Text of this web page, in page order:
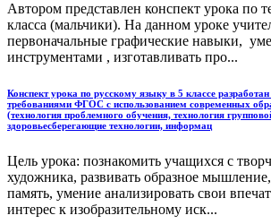
Автором представлен конспект урока по
класса (мальчики). На данном уроке
первоначальные графические навыки,
инструментами , изготавливать про...
Конспект урока по русскому языку в 5 классе разработан
требованиями ФГОС с использованием современных
(технология проблемного обучения, технология
здоровьесберегающие технологии, информац
Цель урока: познакомить учащихся с
художника, развивать образное
память, умение анализировать свои
интерес к изобразительному иск...